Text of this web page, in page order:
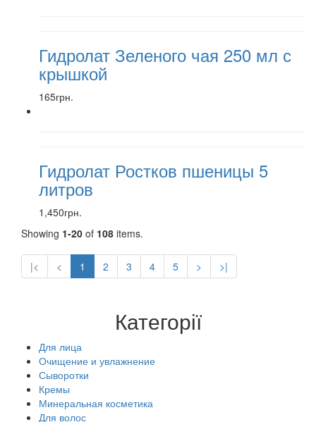
Гидролат Зеленого чая 250 мл с
крышкой
165грн.
Гидролат Ростков пшеницы 5
литров
1,450грн.
Showing 1-20 of 108 items.
|< < 1 2 3 4 5 > >|
Категорії
Для лица
Очищение и увлажнение
Сыворотки
Кремы
Минеральная косметика
Для волос